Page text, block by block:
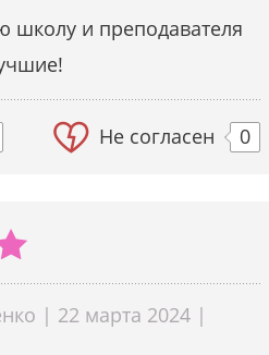
школу и преподавателя
Не согласен 0
| 22 марта 2024 |